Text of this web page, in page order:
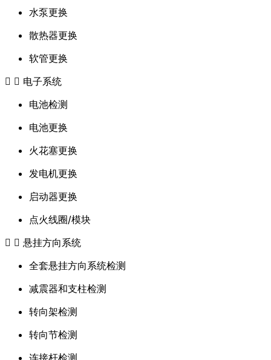
水泵更换
散热器更换
软管更换
电子系统
电池检测
电池更换
火花塞更换
发电机更换
启动器更换
点火线圈/模块
悬挂方向系统
全套悬挂方向系统检测
减震器和支柱检测
转向架检测
转向节检测
连接杆检测